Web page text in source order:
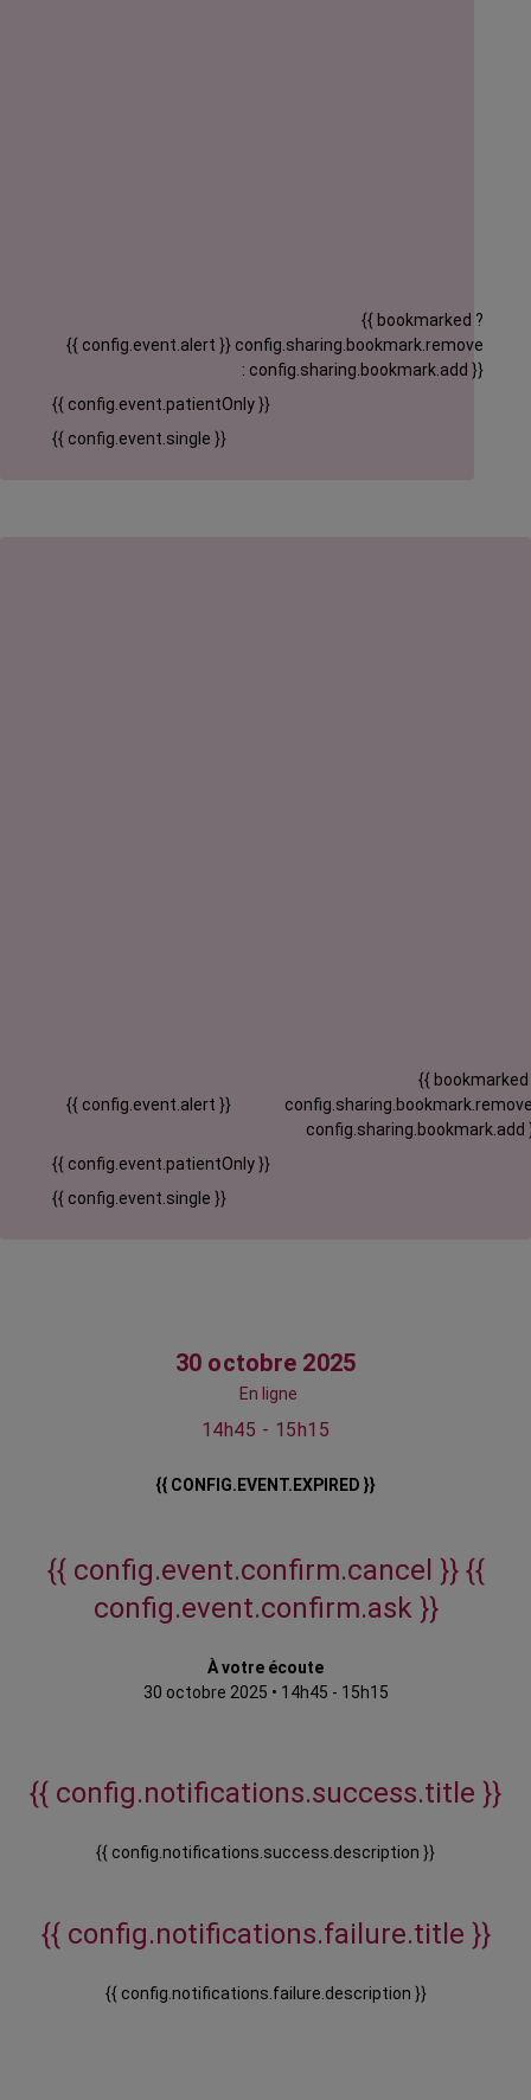
{{ config.event.alert }}
{{ bookmarked ?
config.sharing.bookmark.remove
: config.sharing.bookmark.add }}
{{ config.event.patientOnly }}
{{ config.event.single }}
{{ config.event.alert }}
{{ bookmarked
config.sharing.bookmark.add
{{ config.event.patientOnly }}
{{ config.event.single }}
30 octobre 2025
En ligne
14h45 - 15h15
{{ CONFIG.EVENT.EXPIRED }}
{{ config.event.confirm.cancel }} {{
config.event.confirm.ask }}
À votre écoute
30 octobre 2025 • 14h45 - 15h15
{{ config.notifications.success.title }}
{{ config.notifications.success.description }}
{{ config.notifications.failure.title }}
{{ config.notifications.failure.description }}